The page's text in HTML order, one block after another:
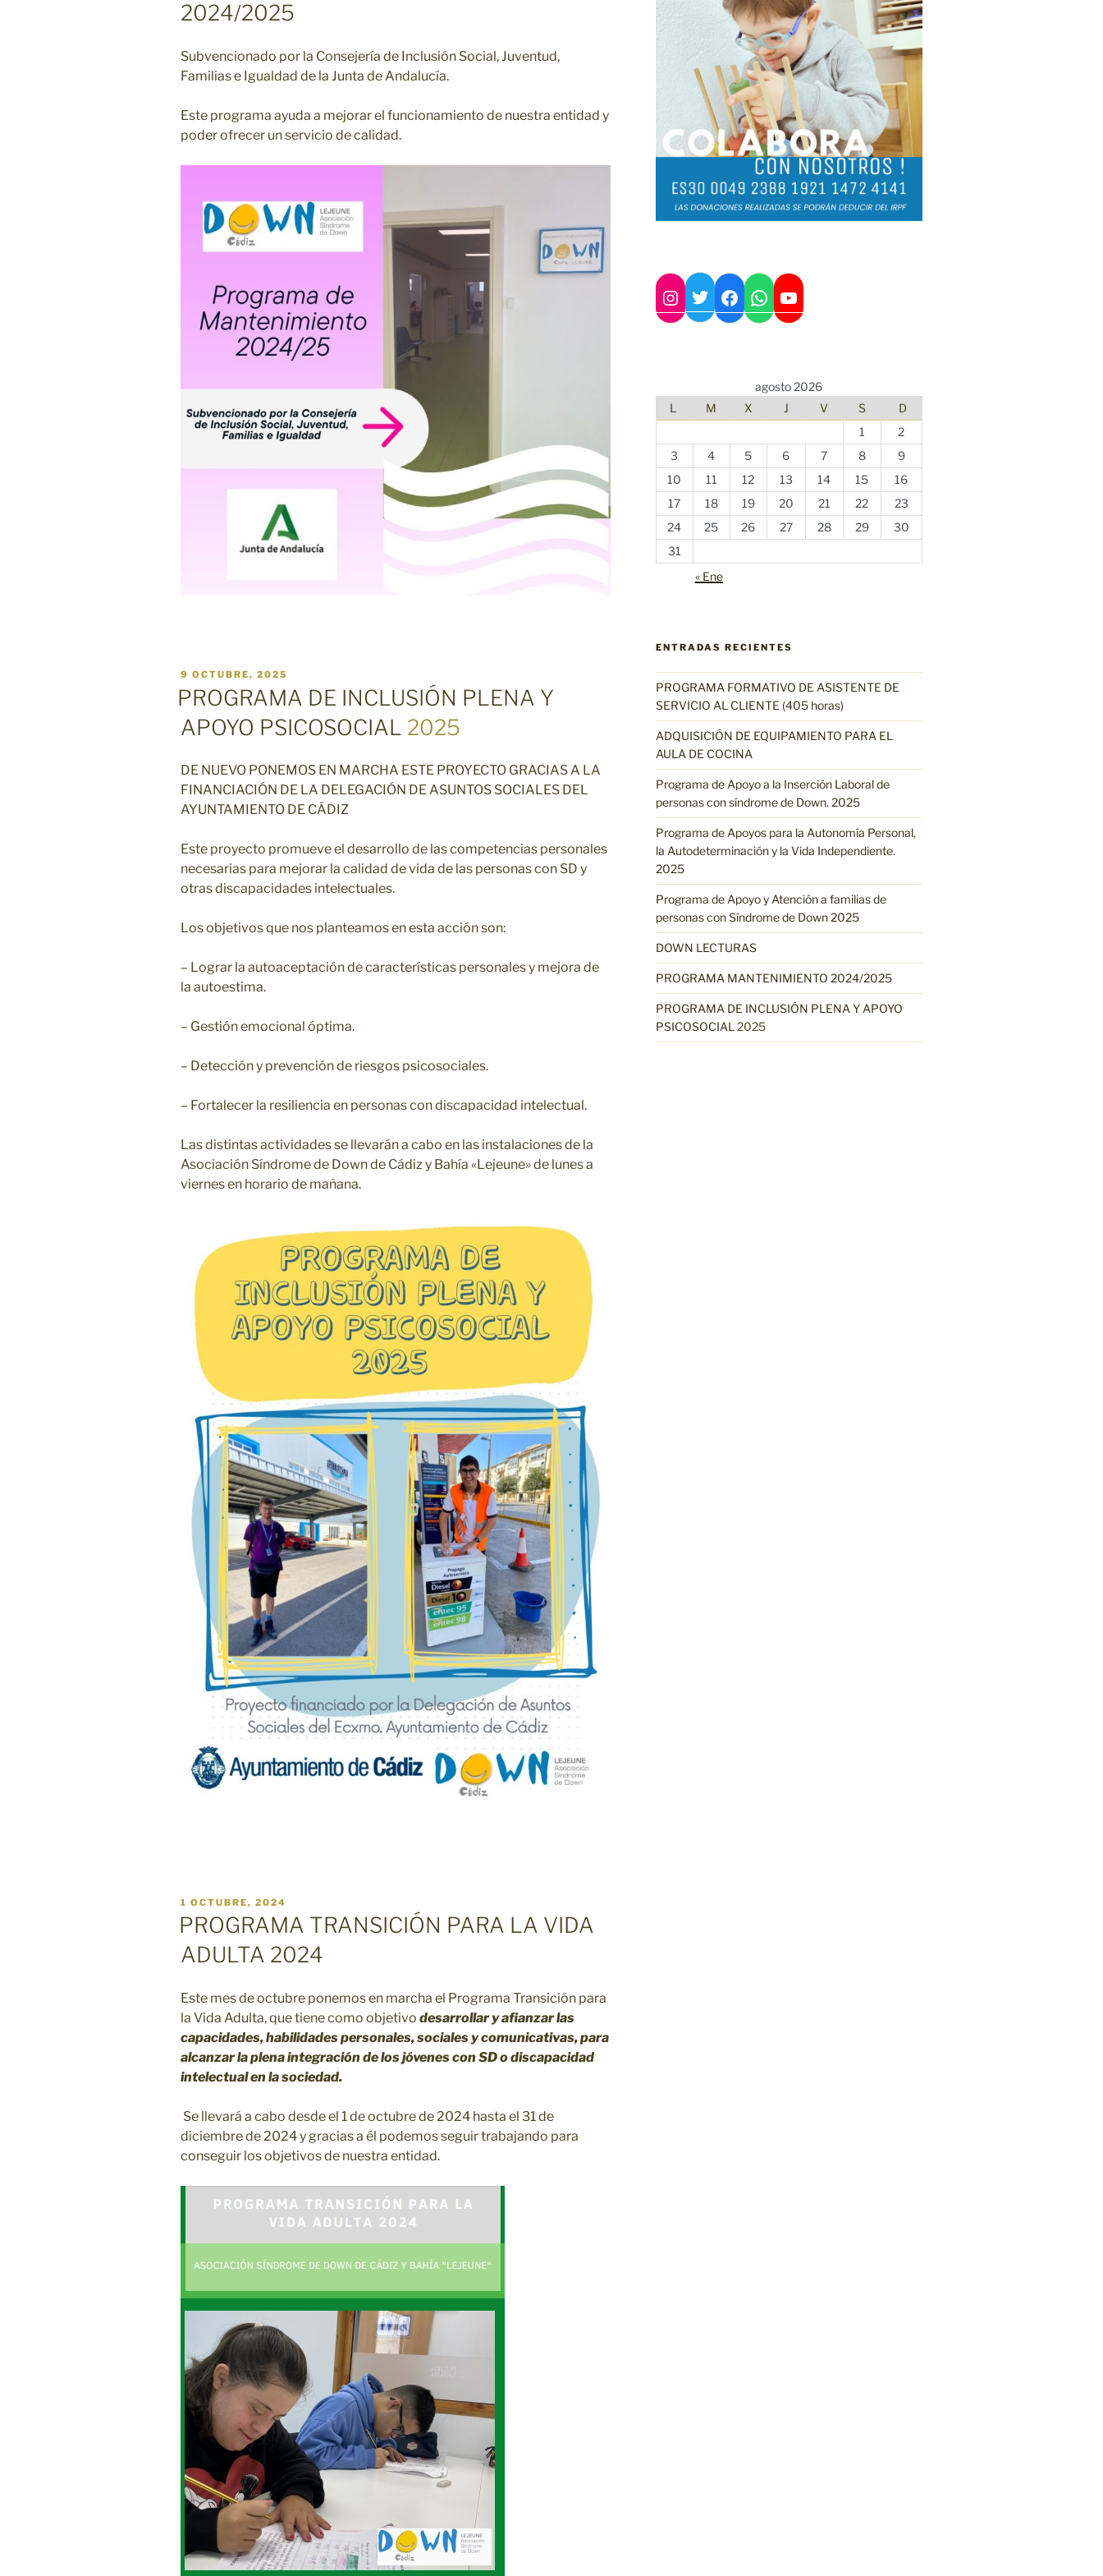
2024/2025
Subvencionado por la Consejería de Inclusión Social, Juventud,
Familias e Igualdad de la Junta de Andalucía.
Este programa ayuda a mejorar el funcionamiento de nuestra entidad y
poder ofrecer un servicio de calidad.
PUBLICADO
EL
9 OCTUBRE, 2025
PROGRAMA DE INCLUSIÓN PLENA Y
APOYO PSICOSOCIAL 2025
DE NUEVO PONEMOS EN MARCHA ESTE PROYECTO GRACIAS A LA
FINANCIACIÓN DE LA DELEGACIÓN DE ASUNTOS SOCIALES DEL
AYUNTAMIENTO DE CÁDIZ
Este proyecto promueve el desarrollo de las competencias personales
necesarias para mejorar la calidad de vida de las personas con SD y
otras discapacidades intelectuales.
Los objetivos que nos planteamos en esta acción son:
– Lograr la autoaceptación de características personales y mejora de
la autoestima.
– Gestión emocional óptima.
– Detección y prevención de riesgos psicosociales.
– Fortalecer la resiliencia en personas con discapacidad intelectual.
Las distintas actividades se llevarán a cabo en las instalaciones de la
Asociación Síndrome de Down de Cádiz y Bahía «Lejeune» de lunes a
viernes en horario de mañana.
PUBLICADO
EL
1 OCTUBRE, 2024
PROGRAMA TRANSICIÓN PARA LA VIDA
ADULTA 2024
Este mes de octubre ponemos en marcha el Programa Transición para
la Vida Adulta, que tiene como objetivo desarrollar y afianzar las
capacidades, habilidades personales, sociales y comunicativas, para
alcanzar la plena integración de los jóvenes con SD o discapacidad
intelectual en la sociedad.
Se llevará a cabo desde el 1 de octubre de 2024 hasta el 31 de
diciembre de 2024 y gracias a él podemos seguir trabajando para
conseguir los objetivos de nuestra entidad.
Instagram Twitter Facebook WhatsApp YouTube
agosto 2026
L
M X J V S
D
1
2
3
4 5 6 7 8
9
10
11 12 13 14 15
16
17
18 19 20 21 22
23
24
25 26 27 28 29
30
31
« Ene
ENTRADAS RECIENTES
PROGRAMA FORMATIVO DE ASISTENTE DE
SERVICIO AL CLIENTE (405 horas)
ADQUISICIÓN DE EQUIPAMIENTO PARA EL
AULA DE COCINA
Programa de Apoyo a la Inserción Laboral de
personas con síndrome de Down. 2025
Programa de Apoyos para la Autonomía Personal,
la Autodeterminación y la Vida Independiente.
2025
Programa de Apoyo y Atención a familias de
personas con Síndrome de Down 2025
DOWN LECTURAS
PROGRAMA MANTENIMIENTO 2024/2025
PROGRAMA DE INCLUSIÓN PLENA Y APOYO
PSICOSOCIAL 2025